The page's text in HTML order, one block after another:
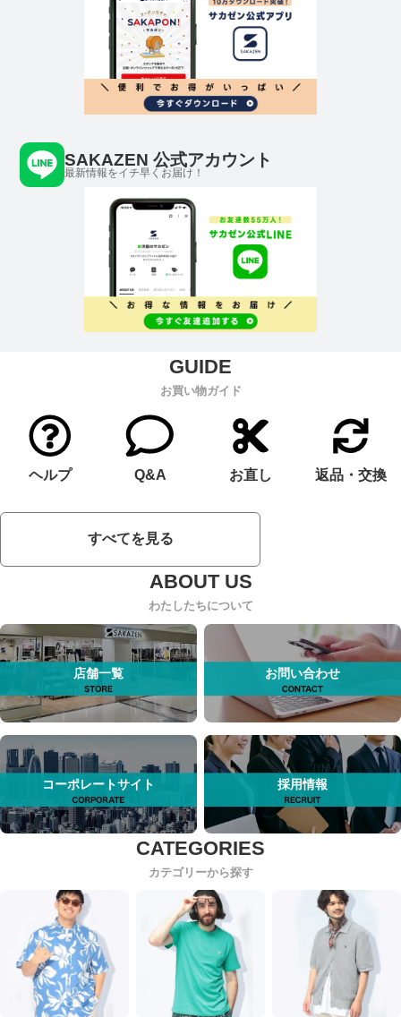
SAKAZEN 公式アカウント
最新情報をイチ早くお届け！
お買い物ガイド
ヘルプ Q&A お直し 返品・交換
すべてを見る
わたしたちについて
店舗一覧 お問い合わせ
コーポレートサイト 採用情報
カテゴリーから探す